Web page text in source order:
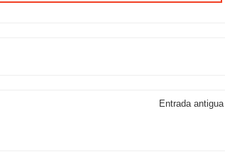
Entrada antigua